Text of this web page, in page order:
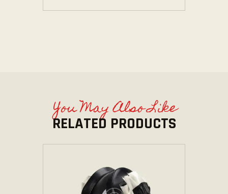
You May Also Like
RELATED PRODUCTS